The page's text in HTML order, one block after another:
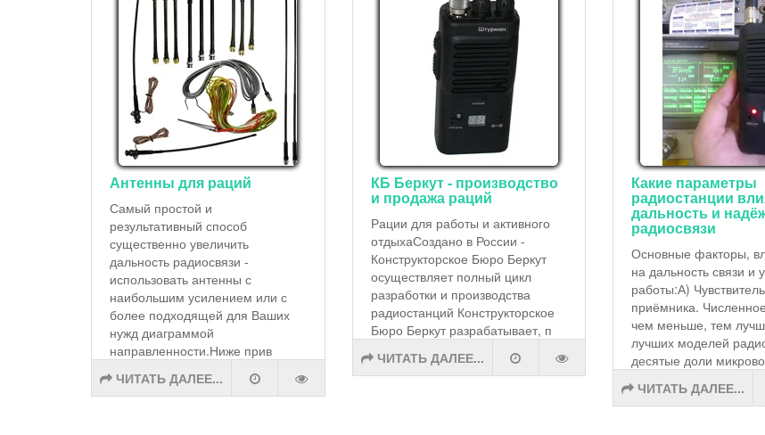
Антенны для раций
Самый простой и
результативный способ
существенно увеличить
дальность радиосвязи -
использовать антенны с
наибольшим усилением или с
более подходящей для Ваших
нужд диаграммой
направленности.Ниже прив
ЧИТАТЬ ДАЛЕЕ...
КБ Беркут - производство
и продажа раций
Рации для работы и активного
отдыхаСоздано в России -
Конструкторское Бюро Беркут
осуществляет полный цикл
разработки и производства
радиостанций Конструкторское
Бюро Беркут разрабатывает, п
ЧИТАТЬ ДАЛЕЕ...
Какие параметры
радиостанции
дальность и
радиосвязи
Основные факторы,
на дальность связи и
работы:А)
приёмника.
чем меньше, тем
лучших моделей
десятые доли
ЧИТАТЬ ДАЛЕЕ...